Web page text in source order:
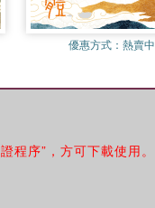
優惠方式： 熱賣中
序”，方可下載使用。